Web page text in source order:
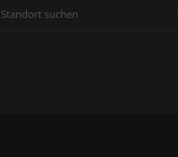
Standort suchen